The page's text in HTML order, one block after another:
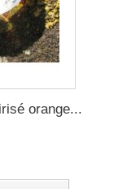
orange...